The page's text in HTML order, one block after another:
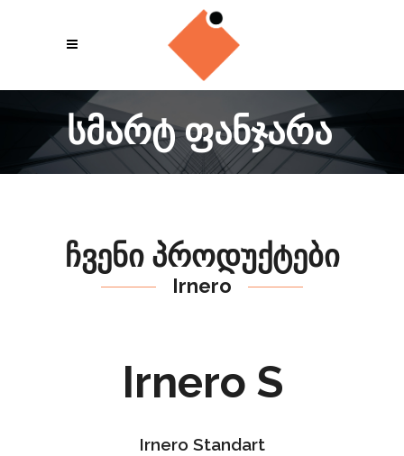
სმარტ ფანჯარა
ჩვენი პროდუქტები
Irnero
Irnero S
Irnero Standart